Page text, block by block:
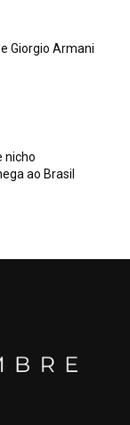
Giorgio Armani
nicho
ao Brasil